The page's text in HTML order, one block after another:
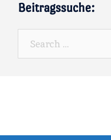
Beitragssuche: